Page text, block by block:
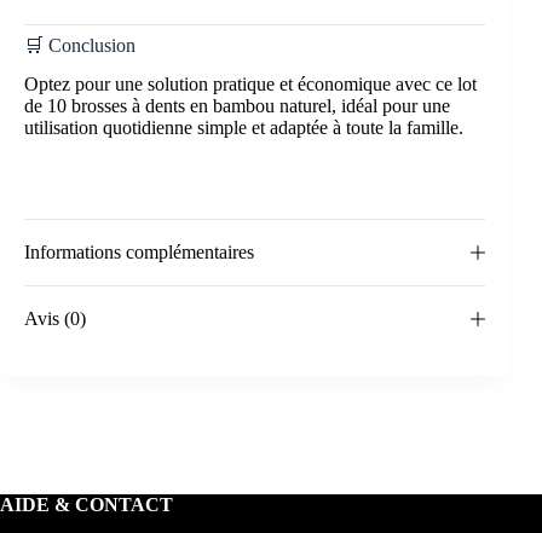
🛒 Conclusion
Optez pour une solution pratique et économique avec ce lot
de 10 brosses à dents en bambou naturel, idéal pour une
utilisation quotidienne simple et adaptée à toute la famille.
Informations complémentaires
Avis (0)
AIDE & CONTACT